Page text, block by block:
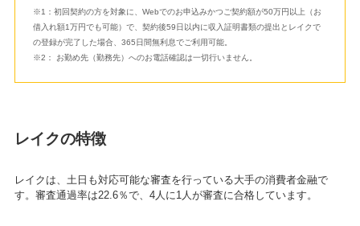
※1：初回契約の方を対象に、Webでのお申込みかつご契約額が50万円以上（お
借入れ額1万円でも可能）で、契約後59日以内に収入証明書類の提出とレイクで
の登録が完了した場合、365日間無利息でご利用可能。
※2： お勤め先（勤務先）へのお電話確認は一切行いません。
レイクの特徴
レイクは、土日も対応可能な審査を行っている大手の消費者金融で
す。審査通過率は22.6％で、4人に1人が審査に合格しています。